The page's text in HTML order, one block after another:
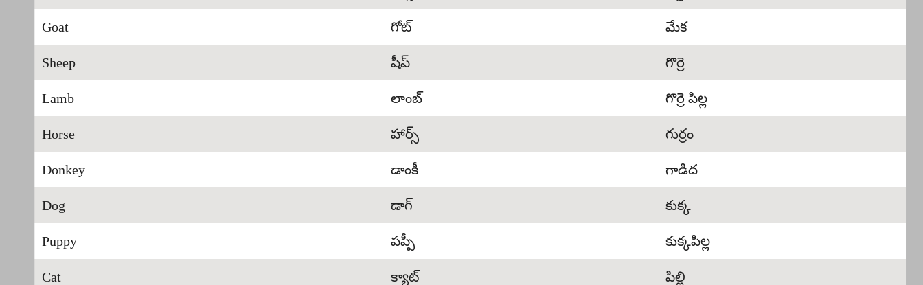
Goat గోట్ మేక
Sheep షీప్ గొర్రె
Lamb లాంబ్ గొర్రె పిల్ల
Horse హార్స్ గుర్రం
Donkey డాంకీ గాడిద
Dog డాగ్ కుక్క
Puppy పప్పీ కుక్కపిల్ల
Cat క్యాట్ పిల్లి